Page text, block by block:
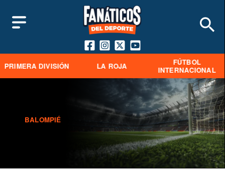
PRIMERA DIVISIÓN LA ROJA
FÚTBOL
INTERNACIONAL
BALOMPIÉ